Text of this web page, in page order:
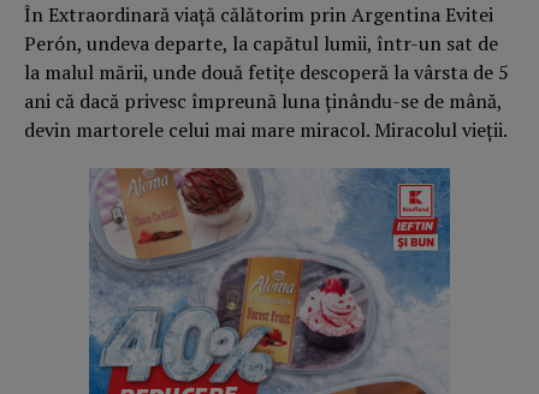
În Extraordinară viață călătorim prin Argentina Evitei
Perón, undeva departe, la capătul lumii, într-un sat de
la malul mării, unde două fetițe descoperă la vârsta de 5
ani că dacă privesc împreună luna ținându-se de mână,
devin martorele celui mai mare miracol. Miracolul vieții.